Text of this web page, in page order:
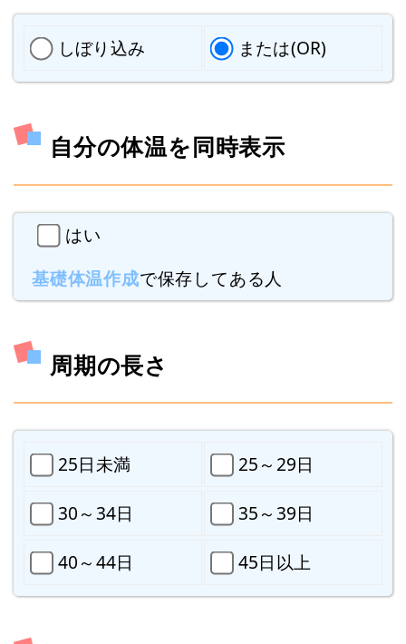
しぼり込み または(OR)
自分の体温を同時表示
はい
基礎体温作成で保存してある人
周期の長さ
25日未満
25～29日
30～34日
35～39日
40～44日
45日以上